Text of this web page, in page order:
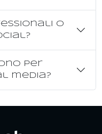
o
per
media?